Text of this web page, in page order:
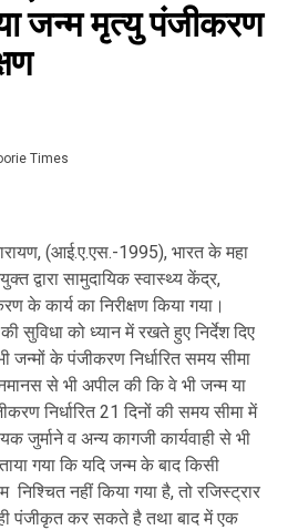
जन्म मृत्यु पंजीकरण
Times
(आई.ए.एस.-1995), भारत के महा
द्वारा सामुदायिक स्वास्थ्य केंद्र,
के कार्य का निरीक्षण किया गया।
सुविधा को ध्यान में रखते हुए निर्देश दिए
जन्मों के पंजीकरण निर्धारित समय सीमा
से भी अपील की कि वे भी जन्म या
निर्धारित 21 दिनों की समय सीमा में
जुर्माने व अन्य कागजी कार्यवाही से भी
गया कि यदि जन्म के बाद किसी
निश्चित नहीं किया गया है, तो रजिस्ट्रार
पंजीकृत कर सकते है तथा बाद में एक